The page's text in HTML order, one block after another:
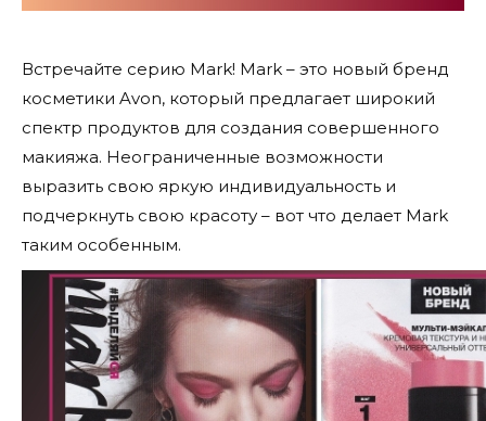
Встречайте серию Mark! Mark – это новый бренд
косметики Avon, который предлагает широкий
спектр продуктов для создания совершенного
макияжа. Неограниченные возможности
выразить свою яркую индивидуальность и
подчеркнуть свою красоту – вот что делает Mark
таким особенным.